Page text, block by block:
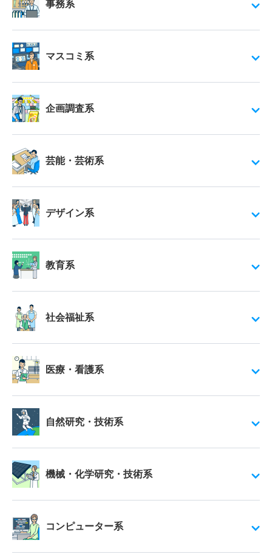
事務系
マスコミ系
企画調査系
芸能・芸術系
デザイン系
教育系
社会福祉系
医療・看護系
自然研究・技術系
機械・化学研究・技術系
コンピューター系